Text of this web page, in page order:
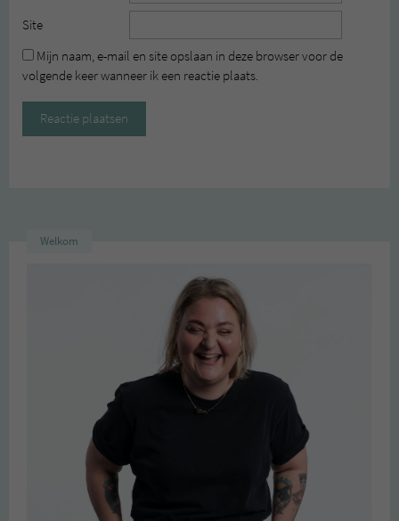
Site
Mijn naam, e-mail en site opslaan in deze browser voor de
volgende keer wanneer ik een reactie plaats.
Welkom